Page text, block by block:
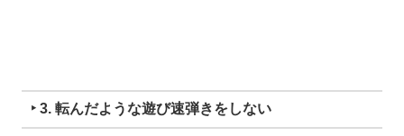
‣ 3. 転んだような遊び速弾きをしない